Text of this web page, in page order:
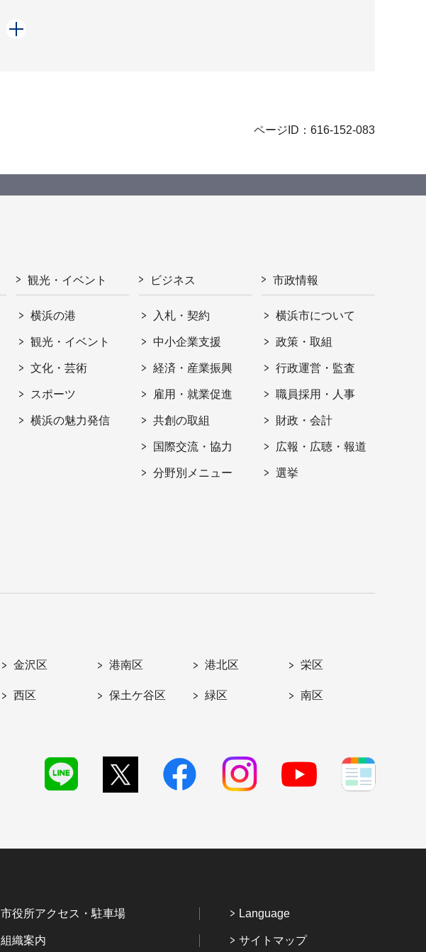
ページID：616-152-083
観光・イベント
横浜の港
観光・イベント
文化・芸術
スポーツ
横浜の魅力発信
ビジネス
入札・契約
中小企業支援
経済・産業振興
雇用・就業促進
共創の取組
国際交流・協力
分野別メニュー
市政情報
横浜市について
政策・取組
行政運営・監査
職員採用・人事
財政・会計
広報・広聴・報道
選挙
金沢区 港南区 港北区 栄区
西区 保土ケ谷区 緑区 南区
市役所アクセス・駐車場
組織案内
Language
サイトマップ